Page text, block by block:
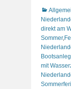
Kategorien
direkt am
Sommer,
mit